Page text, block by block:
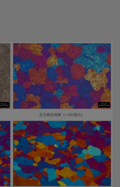
图像亮度保持一致。你也可以手
时；恒定的色温使得在任何亮度
频繁的白平衡校准不再困扰着用
，可自动识别1.25x‒100x物镜。